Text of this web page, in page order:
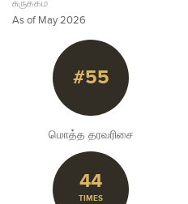
சுருக்கம்
As of May 2026
#55
மொத்த தரவரிசை
44
TIMES